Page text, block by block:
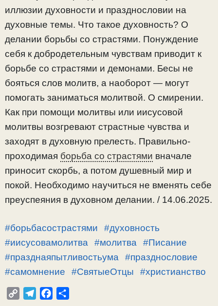
иллюзии духовности и празднословии на
духовные темы. Что такое духовность? О
делании борьбы со страстями. Понуждение
себя к добродетельным чувствам приводит к
борьбе со страстями и демонами. Бесы не
бояться слов молитв, а наоборот — могут
помогать заниматься молитвой. О смирении.
Как при помощи молитвы или иисусовой
молитвы возгревают страстные чувства и
заходят в духовную прелесть. Правильно-
проходимая борьба со страстями вначале
приносит скорбь, а потом душевный мир и
покой. Необходимо научиться не вменять себе
преуспеяния в духовном делании. / 14.06.2025.
#борьбасострастями
#духовность
#иисусовамолитва
#молитва
#Писание
#празднаяпытливостьума
#празднословие
#самомнение
#СвятыеОтцы #христианство